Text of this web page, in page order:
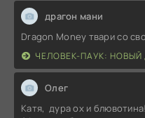
драгон мани
Dragon Money твари со
ЧЕЛОВЕК-ПАУК: НОВЫЙ
Олег
Катя, дура ох и